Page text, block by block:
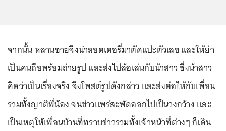
จากนั้น หลานชายจึงนำลอตเตอรี่มาตัดแปะตัวเลข และให้ย่า
เป็นคนถือพร้อมถ่ายรูป และส่งไปล้อเล่นกับน้าสาว ซึ่งน้าสาว
คิดว่าเป็นเรื่องจริง จึงโพสต์รูปดังกล่าว และส่งต่อให้กับเพื่อน
รวมทั้งญาติพี่น้อง จนข่าวแพร่สะพัดออกไปเป็นวงกว้าง และ
เป็นเหตุให้เพื่อนบ้านที่ทราบข่าวรวมทั้งเจ้าหน้าที่ต่างๆ ก็เดิน